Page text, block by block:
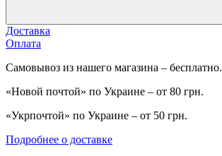
Доставка
Оплата
Самовывоз из нашего магазина – бесплатно.
«Новой почтой» по Украине – от 80 грн.
«Укрпочтой» по Украине – от 50 грн.
Подробнее о доставке